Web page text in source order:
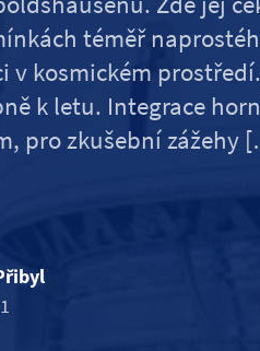
téměř
v kosmickém
k letu. Integrace
pro zkušební zážehy